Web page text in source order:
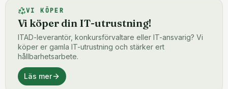
VI KÖPER
Vi köper din IT-utrustning!
ITAD-leverantör, konkursförvaltare eller IT-ansvarig? Vi
köper er gamla IT-utrustning och stärker ert
hållbarhetsarbete.
Läs mer